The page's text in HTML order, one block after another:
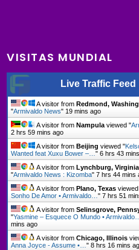
VISITAS MUNDIAL
Live Traffic Feed
A visitor from Redmond,
"Armivaldo News" 19 mins ago
A visitor from Nampula viewed "
2 hrs 59 mins ago
A visitor from Beijing viewed "
Wanted feat Xuxu Bower –…"6 hrs 43
A visitor from Lynchburg, Virginia
"Armivaldo News : Kizomba"7 hrs 44 mins
A visitor from Plano, Texas
Sonho De Amor • Armivaldo…"7 hrs 51
A visitor fromSelinsgrove,
"Yasmine – Esquece O Mundo •
mins ago
A visitor fromChicago, Illinois
Anna Joyce - Assume •…"8 hrs 16 mins